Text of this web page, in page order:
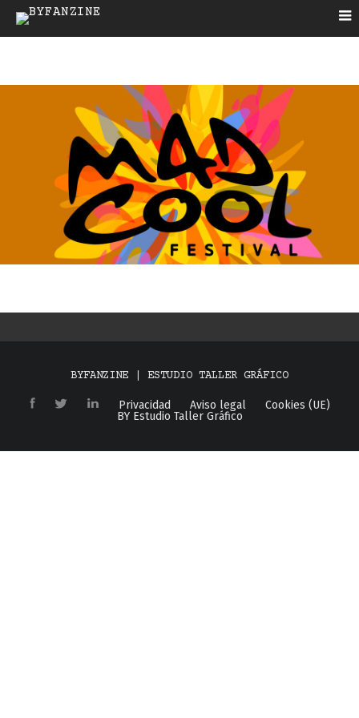
BYFANZINE | ESTUDIO TALLER GRÁFICO
Privacidad Aviso legal
Cookies (UE)
BY Estudio Taller Gráfico